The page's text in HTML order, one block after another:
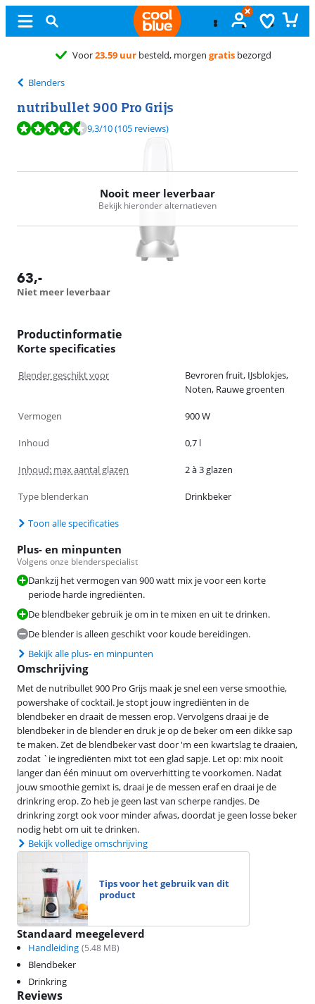
morgengratisbezorgd
Blenders
nutribullet 900 Pro Grijs
Beoordeling is 9,3 van de 10, gebaseerd op 105 reviews.
9,3/10(105 reviews)
Nooit meer leverbaar
Bekijk hieronder alternatieven
63,-
Niet meer leverbaar
Productinformatie
Korte specificaties
Blender geschikt voor
Bevroren fruit, IJsblokjes,
Noten, Rauwe groenten
Vermogen 900 W
Inhoud 0,7 l
Inhoud: max aantal glazen 2 à 3 glazen
Type blenderkan Drinkbeker
Toon alle specificaties
Plus- en minpunten
Volgens onze blenderspecialist
Dankzij het vermogen van 900 watt mix je voor een korte
periode harde ingrediënten.
De blendbeker gebruik je om in te mixen en uit te drinken.
De blender is alleen geschikt voor koude bereidingen.
Bekijk alle plus- en minpunten
Omschrijving
Met de nutribullet 900 Pro Grijs maak je snel een verse smoothie,
powershake of cocktail. Je stopt jouw ingrediënten in de
blendbeker en draait de messen erop. Vervolgens draai je de
blendbeker in de blender en druk je op de beker om een dikke sap
te maken. Zet de blendbeker vast door 'm een kwartslag te draaien,
zodat `ie ingrediënten mixt tot een glad sapje. Let op: mix nooit
langer dan één minuut om oververhitting te voorkomen. Nadat
jouw smoothie gemixt is, draai je de messen eraf en draai je de
drinkring erop. Zo heb je geen last van scherpe randjes. De
drinkring zorgt ook voor minder afwas, doordat je geen losse beker
nodig hebt om uit te drinken.
Bekijk volledige omschrijving
Tips voor het gebruik van dit
product
Standaard meegeleverd
Handleiding (5.48 MB)
Blendbeker
Drinkring
Reviews